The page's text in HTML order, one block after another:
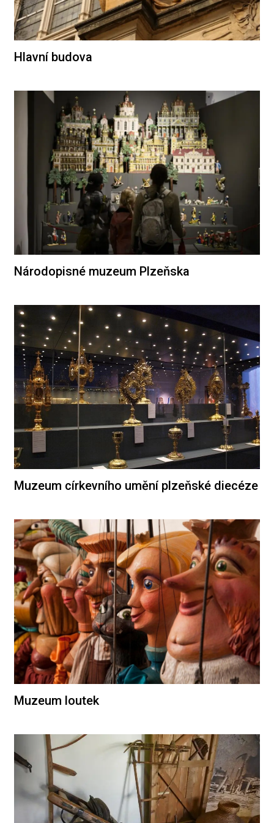
Hlavní budova
Národopisné muzeum Plzeňska
Muzeum církevního umění plzeňské diecéze
Muzeum loutek